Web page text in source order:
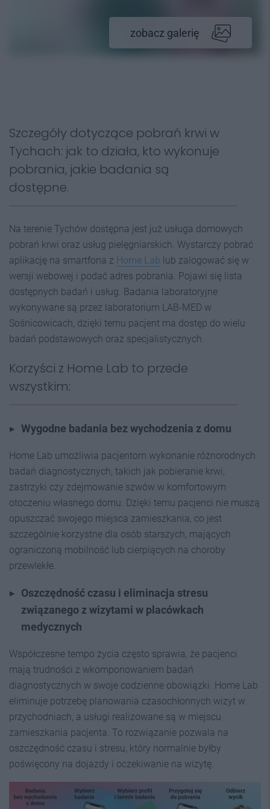
zobacz galerię
Szczegóły dotyczące pobrań krwi w
Tychach: jak to działa, kto wykonuje
pobrania, jakie badania są
dostępne.
Na terenie Tychów dostępna jest już usługa domowych
pobrań krwi oraz usług pielęgniarskich. Wystarczy pobrać
aplikację na smartfona z Home Lab lub zalogować się w
wersji webowej i podać adres pobrania. Pojawi się lista
dostępnych badań i usług. Badania laboratoryjne
wykonywane są przez laboratorium LAB-MED w
Sośnicowicach, dzięki temu pacjent ma dostęp do wielu
badań podstawowych oraz specjalistycznych.
Korzyści z Home Lab to przede
wszystkim:
Wygodne badania bez wychodzenia z domu
Home Lab umożliwia pacjentom wykonanie różnorodnych
badań diagnostycznych, takich jak pobieranie krwi,
zastrzyki czy zdejmowanie szwów w komfortowym
otoczeniu własnego domu. Dzięki temu pacjenci nie muszą
opuszczać swojego miejsca zamieszkania, co jest
szczególnie korzystne dla osób starszych, mających
ograniczoną mobilność lub cierpiących na choroby
przewlekłe.
Oszczędność czasu i eliminacja stresu
związanego z wizytami w placówkach
medycznych
Współczesne tempo życia często sprawia, że pacjenci
mają trudności z wkomponowaniem badań
diagnostycznych w swoje codzienne obowiązki. Home Lab
eliminuje potrzebę planowania czasochłonnych wizyt w
przychodniach, a usługi realizowane są w miejscu
zamieszkania pacjenta. To rozwiązanie pozwala na
oszczędność czasu i stresu, który normalnie byłby
poświęcony na dojazdy i oczekiwanie na wizytę.